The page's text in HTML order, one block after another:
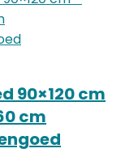
90×120 cm
cm